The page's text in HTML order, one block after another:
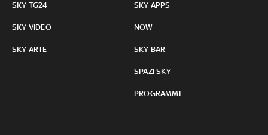
SKY TG24
SKY VIDEO
SKY ARTE
SKY APPS
NOW
SKY BAR
SPAZI SKY
PROGRAMMI